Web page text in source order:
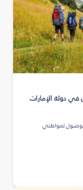
في دولة الإمارات
الوصول لمواطني